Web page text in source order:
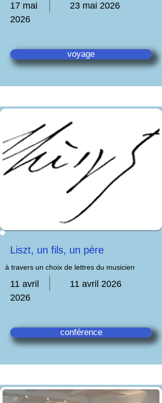
17 mai
2026
23 mai 2026
voyage
Liszt, un fils, un père
à travers un choix de lettres du musicien
11 avril
2026
11 avril 2026
conférence